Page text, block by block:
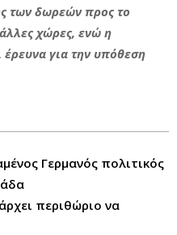
των δωρεών προς το
χώρες, ενώ η
για την υπόθεση
Γερμανός πολιτικός
περιθώριο να